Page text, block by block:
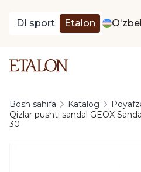
DI sport Etalon
Bosh sahifa Katalog
Qizlar pushti sandal GEOX
30